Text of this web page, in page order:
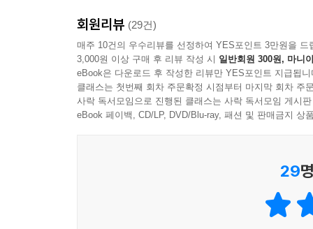
--- 「강건한 의지와 용기로 가치 있는 목적을 추구
육체노동이든 정신노동이든 정직하게 이득을 가
은 도덕적 오점보다 중요하지 않다. 먼지보다는
동시에 생계를 위해 정직하고 유용한 노동을 하는
다. 그래서 노련한 선장은 아무 할 일도 없으면
한다. 하지만 시간은 그 이상이다. 시간을 적절히
름을 피우느라 허비한 한 시간을 자기 계발에 쏟
발휘하여 번 돈을 낭비하지 않고 지혜롭게 사용
존경받는 삶을 살 수 있다는 점도 함께 강조한다.
것은 자신의 인생의 의무이며 실패하는 상황에서
8장에서는 모범이 되는 삶을 사는 것이 사회 전
강력한 영향력을 발휘한다. 내가 변화하고 싶다
회원리뷰 (29건)
매주 10건의 우수리뷰를 선정하여 YES포인트 3만원을 드
3,000원 이상 구매 후 리뷰 작성 시 일반회원 300원, 마니
eBook은 다운로드 후 작성한 리뷰만 YES포인트 지급됩니
클래스는 첫번째 회차 주문확정 시점부터 마지막 회차 주
사락 독서모임으로 진행된 클래스는 사락 독서모임 게시
eBook 페이백, CD/LP, DVD/Blu-ray, 패션 및 판매금지 상
29